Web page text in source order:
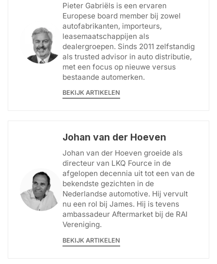
Pieter Gabriëls is een ervaren
Europese board member bij zowel
autofabrikanten, importeurs,
leasemaatschappijen als
dealergroepen. Sinds 2011 zelfstandig
als trusted advisor in auto distributie,
met een focus op nieuwe versus
bestaande automerken.
BEKIJK ARTIKELEN
Johan van der Hoeven
Johan van der Hoeven groeide als
directeur van LKQ Fource in de
afgelopen decennia uit tot een van de
bekendste gezichten in de
Nederlandse automotive. Hij vervult
nu een rol bij James. Hij is tevens
ambassadeur Aftermarket bij de RAI
Vereniging.
BEKIJK ARTIKELEN